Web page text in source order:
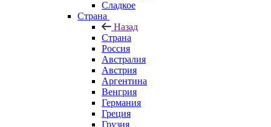
Сладкое
Страна
Назад
Страна
Россия
Австралия
Австрия
Аргентина
Венгрия
Германия
Греция
Грузия